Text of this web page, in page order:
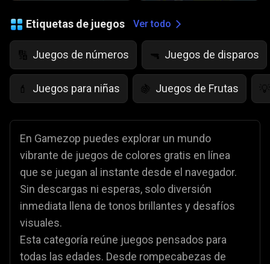
Etiquetas de juegos Ver todo
🔢 Juegos de números 🔫 Juegos de disparos
💄 Juegos para niñas 🍇 Juegos de Frutas 💡
En Gamezop puedes explorar un mundo
vibrante de juegos de colores gratis en línea
que se juegan al instante desde el navegador.
Sin descargas ni esperas, solo diversión
inmediata llena de tonos brillantes y desafíos
visuales.
Esta categoría reúne juegos pensados para
todas las edades. Desde rompecabezas de